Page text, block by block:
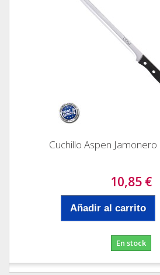
Cuchillo Aspen Jamonero
10,85 €
Añadir al carrito
En stock